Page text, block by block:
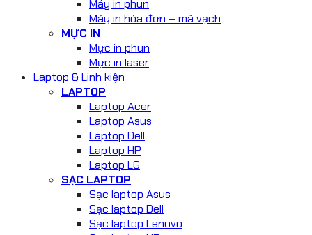
Máy in phun
Máy in hóa đơn – mã vạch
MỰC IN
Mực in phun
Mực in laser
Laptop & Linh kiện
LAPTOP
Laptop Acer
Laptop Asus
Laptop Dell
Laptop HP
Laptop LG
SẠC LAPTOP
Sạc laptop Asus
Sạc laptop Dell
Sạc laptop Lenovo